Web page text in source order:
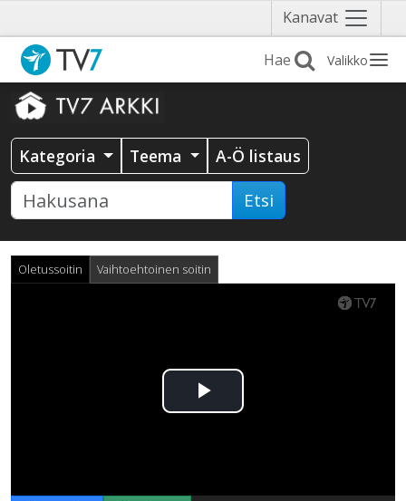
Kanavat Näytä
valikko
Valikko
Kategoria Teema A-Ö listaus
Etsi
Oletussoitin Vaihtoehtoinen soitin
Toista